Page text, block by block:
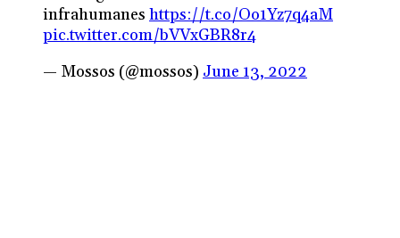
infrahumanes https://t.co/Oo1Yz7q4aM
pic.twitter.com/bVVxGBR8r4
— Mossos (@mossos) June 13, 2022